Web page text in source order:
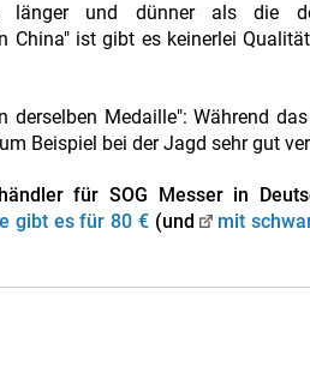
und dünner als die
ist gibt es keinerlei
Medaille": Während
Beispiel bei der Jagd sehr gut
für SOG Messer in
gibt es für 80 € (und
mit